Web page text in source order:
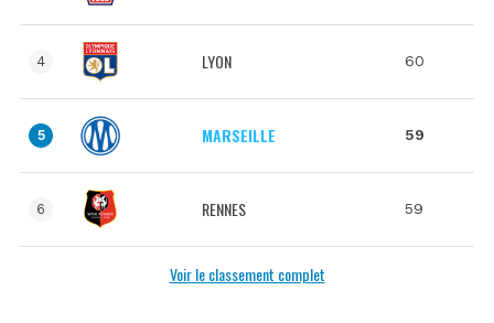
4 LYON 60
5 MARSEILLE 59
6 RENNES 59
Voir le classement complet